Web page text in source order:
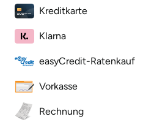
Kreditkarte
Klarna
easyCredit-Ratenkauf
Vorkasse
Rechnung
Münster
Nagold
Neckarsulm